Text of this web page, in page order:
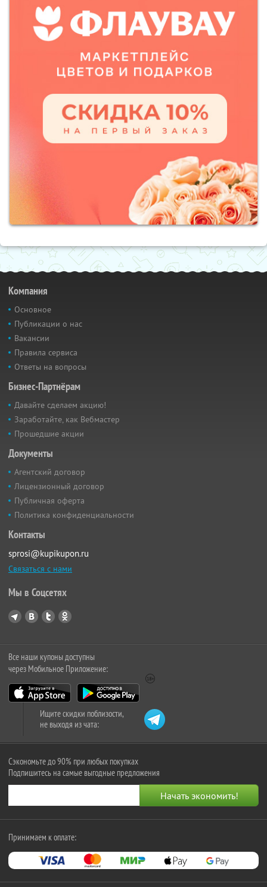
Компания
Основное
Публикации о нас
Вакансии
Правила сервиса
Ответы на вопросы
Бизнес-Партнёрам
Давайте сделаем акцию!
Заработайте, как Вебмастер
Прошедшие акции
Документы
Агентский договор
Лицензионный договор
Публичная оферта
Политика конфиденциальности
Контакты
sprosi@kupikupon.ru
Связаться с нами
Мы в Соцсетях
Все наши купоны доступны
через Мобильное Приложение:
Ищите скидки поблизости,
не выходя из чата:
Сэкономьте до 90% при любых покупках
Подпишитесь на самые выгодные предложения
Принимаем к оплате: